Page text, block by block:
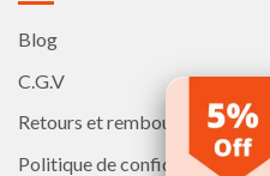
Blog
C.G.V
Retours et remboursements
Politique de confidentialité